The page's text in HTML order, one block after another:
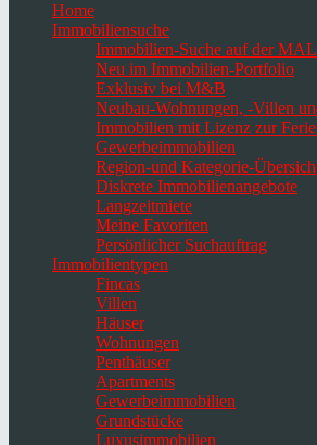
Home
Immobiliensuche
Immobilien-Suche auf der
Neu im Immobilien-Portfolio
Exklusiv bei M&B
Neubau-Wohnungen, -Villen
Immobilien mit Lizenz zur
Gewerbeimmobilien
Region-und Kategorie-
Diskrete Immobilienangebote
Langzeitmiete
Meine Favoriten
Persönlicher Suchauftrag
Immobilientypen
Fincas
Villen
Häuser
Wohnungen
Penthäuser
Apartments
Gewerbeimmobilien
Grundstücke
Luxusimmobilien